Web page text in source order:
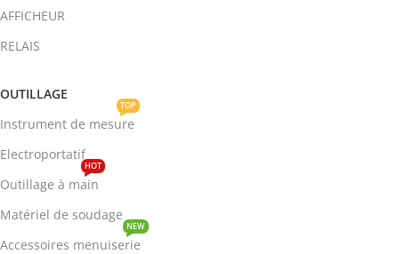
AFFICHEUR
RELAIS
OUTILLAGE
Instrument de mesure
TOP
Electroportatif
Outillage à main
HOT
Matériel de soudage
Accessoires menuiserie
NEW